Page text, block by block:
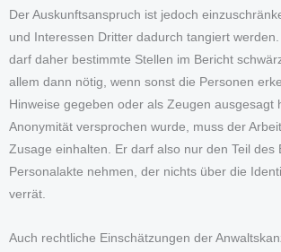
Der Auskunftsanspruch ist jedoch
und Interessen Dritter dadurch tangiert
darf daher bestimmte Stellen im Bericht
allem dann nötig, wenn sonst die Personen
Hinweise gegeben oder als Zeugen ausgesagt
Anonymität versprochen wurde, muss der
Zusage einhalten. Er darf also nur den Teil des
Personalakte nehmen, der nichts über die
verrät.
Auch rechtliche Einschätzungen der